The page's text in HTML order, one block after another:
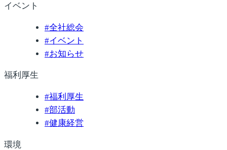
イベント
#全社総会
#イベント
#お知らせ
福利厚生
#福利厚生
#部活動
#健康経営
環境